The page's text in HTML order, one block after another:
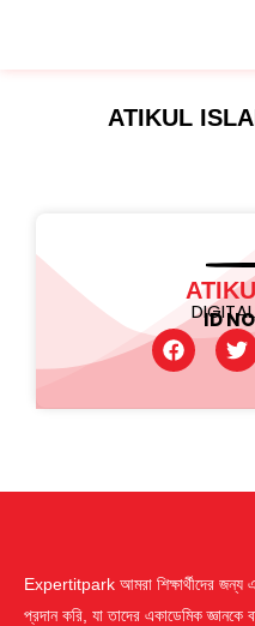
ATIKUL
ID
Expertitpark আমরা শিক্ষার্থীদের জন্য
প্রদান করি, যা তাদের একাডেমিক